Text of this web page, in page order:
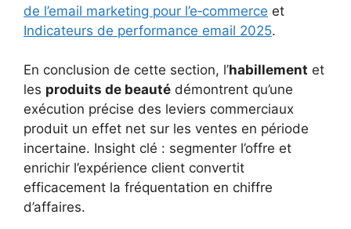
de l’email marketing pour l’e‑commerce et
Indicateurs de performance email 2025.
En conclusion de cette section, l’habillement et
les produits de beauté démontrent qu’une
exécution précise des leviers commerciaux
produit un effet net sur les ventes en période
incertaine. Insight clé : segmenter l’offre et
enrichir l’expérience client convertit
efficacement la fréquentation en chiffre
d’affaires.